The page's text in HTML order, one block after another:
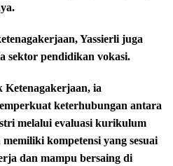
Yassierli juga
sektor pendidikan vokasi.
ia
keterhubungan antara
melalui evaluasi kurikulum
kompetensi yang sesuai
dan mampu bersaing di